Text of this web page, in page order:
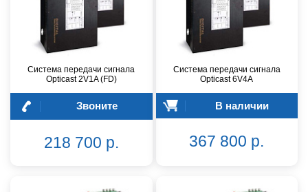
Система передачи сигнала
Opticast 2V1A (FD)
Звоните
218 700 р.
Система передачи сигнала
Opticast 6V4A
В наличии
367 800 р.